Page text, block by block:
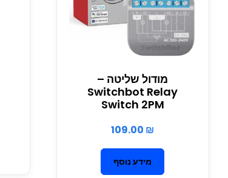
מודול שליטה –
Switchbot Relay
Switch 2PM
109.00 ₪
מידע נוסף